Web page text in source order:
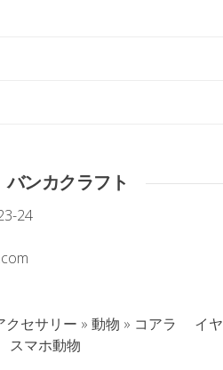
ンカクラフト
24
クセサリー » 動物 » コアラ イヤ
スマホ動物